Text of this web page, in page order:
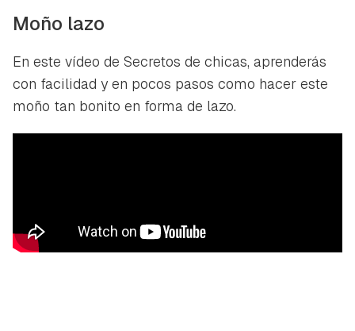
Moño lazo
En este vídeo de Secretos de chicas, aprenderás
con facilidad y en pocos pasos como hacer este
moño tan bonito en forma de lazo.